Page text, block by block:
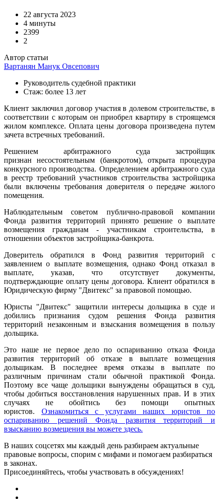
22 августа 2023
4 минуты
2399
2
Автор статьи
Вартанян Манук Овсепович
Руководитель судебной практики
Стаж: более 13 лет
Клиент заключил договор участия в долевом строительстве, в
соответствии с которым он приобрел квартиру в строящемся
жилом комплексе. Оплата цены договора произведена путем
зачета встречных требований.
Решением арбитражного суда застройщик
признан несостоятельным (банкротом), открыта процедура
конкурсного производства. Определением арбитражного суда
в реестр требований участников строительства застройщика
были включены требования доверителя о передаче жилого
помещения.
Наблюдательным советом публично-правовой компании
Фонда развития территорий принято решение о выплате
возмещения гражданам - участникам строительства, в
отношении объектов застройщика-банкрота.
Доверитель обратился в Фонд развития территорий с
заявлением о выплате возмещения, однако Фонд отказал в
выплате, указав, что отсутствует документы,
подтверждающие оплату цены договора. Клиент обратился в
Юридическую фирму "Двитекс" за правовой помощью.
Юристы "Двитекс" защитили интересы дольщика в суде и
добились признания судом решения Фонда развития
территорий незаконным и взыскания возмещения в пользу
дольщика.
Это наше не первое дело по оспариванию отказа Фонда
развития территорий об отказе в выплате возмещения
дольщикам. В последнее время отказы в выплате по
различным причинам стали обычной практикой Фонда.
Поэтому все чаще дольщики вынуждены обращаться в суд,
чтобы добиться восстановления нарушенных прав. И в этих
случаях не обойтись без помощи опытных
юристов. Ознакомиться с услугами наших юристов по
оспариванию решений Фонда развития территорий и
взысканию возмещения вы можете здесь.
В наших соцсетях мы каждый день разбираем актуальные
правовые вопросы, спорим с мифами и помогаем разбираться
в законах.
Присоединяйтесь, чтобы участвовать в обсуждениях!